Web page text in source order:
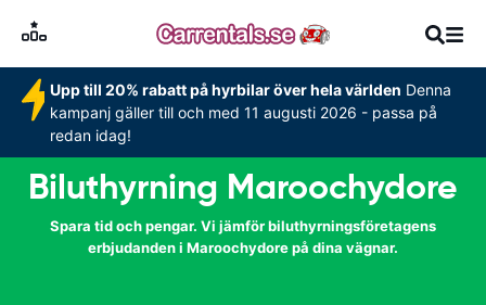
Upp till 20% rabatt på hyrbilar över hela världen Denna
kampanj gäller till och med 11 augusti 2026 - passa på
redan idag!
Biluthyrning Maroochydore
Spara tid och pengar. Vi jämför biluthyrningsföretagens
erbjudanden i Maroochydore på dina vägnar.